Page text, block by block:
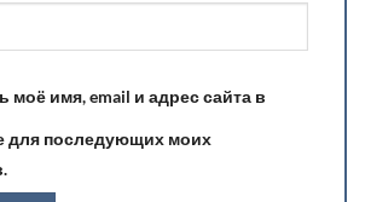
моё имя, email и адрес сайта в
для последующих моих